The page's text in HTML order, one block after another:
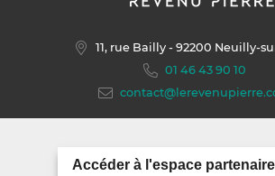
11, rue Bailly- 92200 Neuilly-
01 46 43 90 10
Accéder à l'espace